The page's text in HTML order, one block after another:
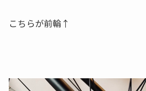
こちらが前輪↑